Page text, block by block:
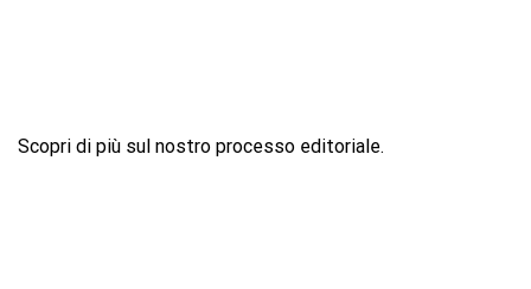
Scopri di più sul nostro processo editoriale.